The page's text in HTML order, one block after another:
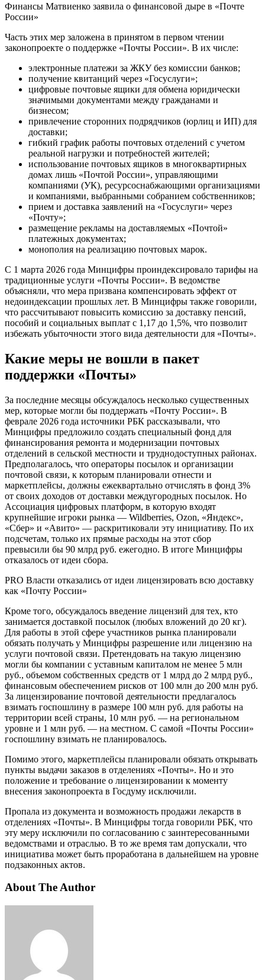
Финансы Матвиенко заявила о финансовой дыре в «Почте
России»
Часть этих мер заложена в принятом в первом чтении
законопроекте о поддержке «Почты России». В их числе:
электронные платежи за ЖКУ без комиссии банков;
получение квитанций через «Госуслуги»;
цифровые почтовые ящики для обмена юридически
значимыми документами между гражданами и
бизнесом;
привлечение сторонних подрядчиков (юрлиц и ИП) для
доставки;
гибкий график работы почтовых отделений с учетом
реальной нагрузки и потребностей жителей;
использование почтовых ящиков в многоквартирных
домах лишь «Почтой России», управляющими
компаниями (УК), ресурсоснабжающими организациями
и компаниями, выбранными собранием собственников;
прием и доставка заявлений на «Госуслуги» через
«Почту»;
размещение рекламы на доставляемых «Почтой»
платежных документах;
монополия на реализацию почтовых марок.
С 1 марта 2026 года Минцифры проиндексировало тарифы на
традиционные услуги «Почты России». В ведомстве
объясняли, что мера призвана компенсировать эффект от
недоиндексации прошлых лет. В Минцифры также говорили,
что рассчитывают повысить комиссию за доставку пенсий,
пособий и социальных выплат с 1,17 до 1,5%, что позволит
избежать убыточности этого вида деятельности для «Почты».
Какие меры не вошли в пакет
поддержки «Почты»
За последние месяцы обсуждалось несколько существенных
мер, которые могли бы поддержать «Почту России». В
феврале 2026 года источники РБК рассказывали, что
Минцифры предложило создать специальный фонд для
финансирования ремонта и модернизации почтовых
отделений в сельской местности и труднодоступных районах.
Предполагалось, что операторы посылок и организации
почтовой связи, к которым планировали отнести и
маркетплейсы, должны ежеквартально отчислять в фонд 3%
от своих доходов от доставки междугородных посылок. Но
Ассоциация цифровых платформ, в которую входят
крупнейшие игроки рынка — Wildberries, Ozon, «Яндекс»,
«Сбер» и «Авито» — раскритиковали эту инициативу. По их
подсчетам, только их прямые расходы на этот сбор
превысили бы 90 млрд руб. ежегодно. В итоге Минцифры
отказалось от идеи сбора.
PRO Власти отказались от идеи лицензировать всю доставку
как «Почту России»
Кроме того, обсуждалось введение лицензий для тех, кто
занимается доставкой посылок (любых вложений до 20 кг).
Для работы в этой сфере участников рынка планировали
обязать получать у Минцифры разрешение или лицензию на
услуги почтовой связи. Претендовать на такую лицензию
могли бы компании с уставным капиталом не менее 5 млн
руб., объемом собственных средств от 1 млрд до 2 млрд руб.,
финансовым обеспечением рисков от 100 млн до 200 млн руб.
За лицензирование почтовой деятельности предлагалось
взимать госпошлину в размере 100 млн руб. для работы на
территории всей страны, 10 млн руб. — на региональном
уровне и 1 млн руб. — на местном. С самой «Почты России»
госпошлину взимать не планировалось.
Помимо этого, маркетплейсы планировали обязать открывать
пункты выдачи заказов в отделениях «Почты». Но и это
положение и требование о лицензировании к моменту
внесения законопроекта в Госдуму исключили.
Пропала из документа и возможность продажи лекарств в
отделениях «Почты». В Минцифры тогда говорили РБК, что
эту меру исключили по согласованию с заинтересованными
ведомствами и отраслью. В то же время там допускали, что
инициатива может быть проработана в дальнейшем на уровне
подзаконных актов.
About The Author